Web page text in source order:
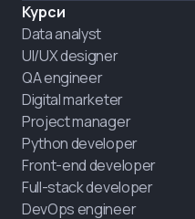
Курси
Data analyst
UI/UX designer
QA engineer
Digital marketer
Project manager
Python developer
Front-end developer
Full-stack developer
DevOps engineer